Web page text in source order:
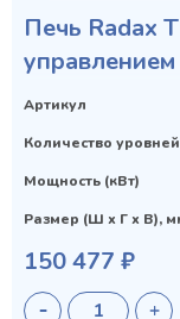
Печь Radax
управлением
Артикул
Количество уровней
Мощность (кВт)
Размер (Ш х Г х В),
150 477 ₽